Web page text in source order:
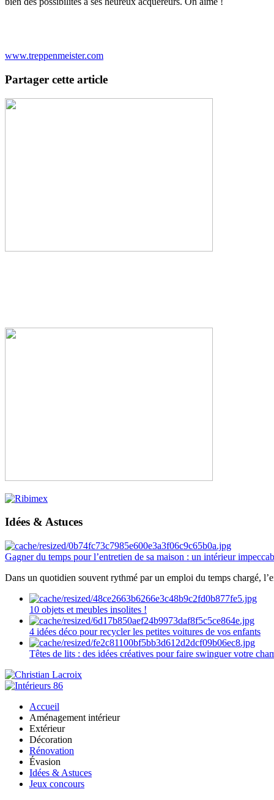
www.treppenmeister.com
Partager cette article
Idées & Astuces
Gagner du temps pour l’entretien de sa maison : un intérieur
Dans un quotidien souvent rythmé par un emploi du temps chargé,
10 objets et meubles insolites !
4 idées déco pour recycler les petites voitures de vos enfants
Têtes de lits : des idées créatives pour faire swinguer votre
Accueil
Aménagement intérieur
Extérieur
Décoration
Rénovation
Évasion
Idées & Astuces
Jeux concours